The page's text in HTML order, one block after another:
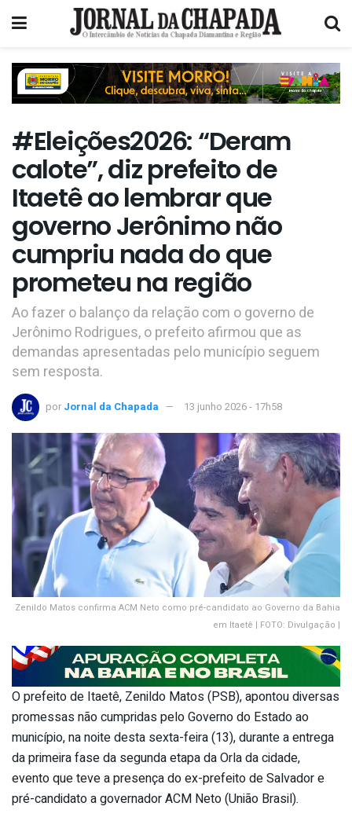
#Eleições2026: “Deram
calote”, diz prefeito de
Itaetê ao lembrar que
governo Jerônimo não
cumpriu nada do que
prometeu na região
Ao fazer o balanço da relação com o governo de
Jerônimo Rodrigues, o prefeito afirmou que as
demandas apresentadas pelo município seguem
sem resposta.
por Jornal da Chapada 13 junho 2026 - 17h58
Zenildo Matos confirma ACM Neto como pré-candidato ao Governo da Bahia
em Itaetê | FOTO: Divulgação |
O prefeito de Itaetê, Zenildo Matos (PSB), apontou diversas
promessas não cumpridas pelo Governo do Estado ao
município, na noite desta sexta-feira (13), durante a entrega
da primeira fase da segunda etapa da Orla da cidade,
evento que teve a presença do ex-prefeito de Salvador e
pré-candidato a governador ACM Neto (União Brasil).